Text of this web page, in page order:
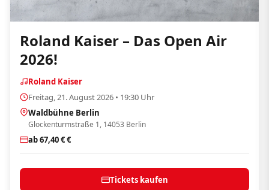
Roland Kaiser – Das Open Air
2026!
Roland Kaiser
Freitag, 21. August 2026 • 19:30 Uhr
Waldbühne Berlin
Glockenturmstraße 1, 14053 Berlin
ab 67,40 € €
Tickets kaufen